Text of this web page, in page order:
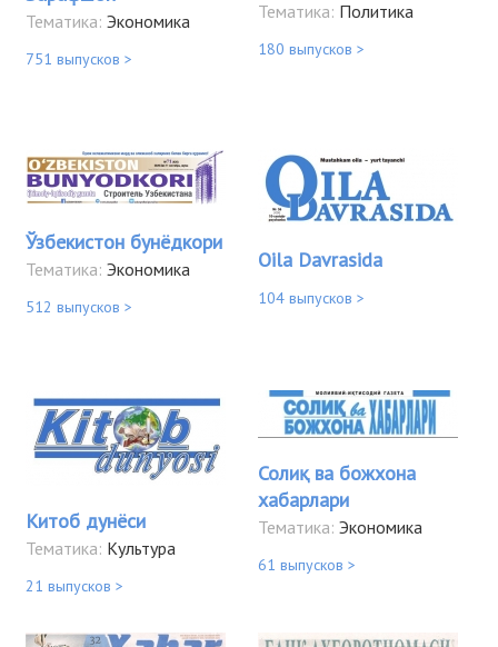
Тематика: Экономика
751 выпусков >
Тематика: Политика
180 выпусков >
Ўзбекистон бунёдкори
Тематика: Экономика
512 выпусков >
Oila Davrasida
104 выпусков >
Китоб дунёси
Тематика: Культура
21 выпусков >
Солиқ ва божхона
хабарлари
Тематика: Экономика
61 выпусков >